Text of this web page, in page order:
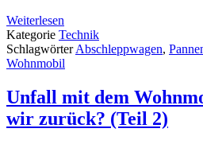
Weiterlesen
Kategorie Technik
SchlagwörterAbschleppwagen,
Wohnmobil
Unfall mit dem
wir zurück? (Teil 2)